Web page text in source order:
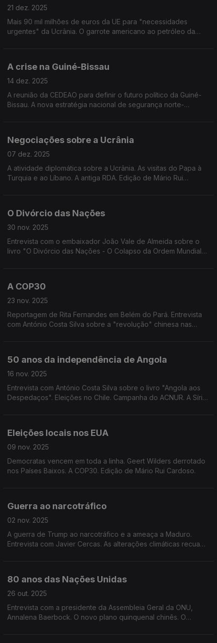
21 dez. 2025
Mais 90 mil milhões de euros da UE para "necessidades
urgentes" da Ucrânia. O garrote americano ao petróleo da
A crise na Guiné-Bissau
14 dez. 2025
A reunião da CEDEAO para definir o futuro político da Guiné-
Bissau. A nova estratégia nacional de segurança norte-
Negociações sobre a Ucrânia
07 dez. 2025
A atividade diplomática sobre a Ucrânia. As visitas do Papa à
Turquia e ao Líbano. A antiga RDA. Edição de Mário Rui
O Divórcio das Nações
30 nov. 2025
Entrevista com o embaixador João Vale de Almeida sobre o
livro "O Divórcio das Nações - O Colapso da Ordem Mundial
A COP30
23 nov. 2025
Reportagem de Rita Fernandes em Belém do Pará. Entrevista
com António Costa Silva sobre a "revolução" chinesa nas
50 anos da independência de Angola
16 nov. 2025
Entrevista com António Costa Silva sobre o livro "Angola aos
Despedaços". Eleições no Chile. Campanha do ACNUR. A Síria.
Eleições locais nos EUA
09 nov. 2025
Democratas vencem em toda a linha. Geert Wilders derrotado
nos Países Baixos. A COP30. Edição de Mário Rui Cardoso.
Guerra ao narcotráfico
02 nov. 2025
A guerra de Trump ao narcotráfico e a ameaça a Maduro.
Entrevista com Javier Cercas. As alterações climáticas recuam
80 anos das Nações Unidas
26 out. 2025
Entrevista com a presidente da Assembleia Geral da ONU,
Annalena Baerbock. O novo plano quinquenal chinês. O